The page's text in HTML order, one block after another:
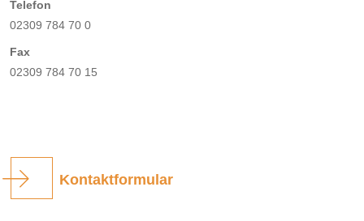
Telefon
02309 784 70 0
Fax
02309 784 70 15
Kontaktformular